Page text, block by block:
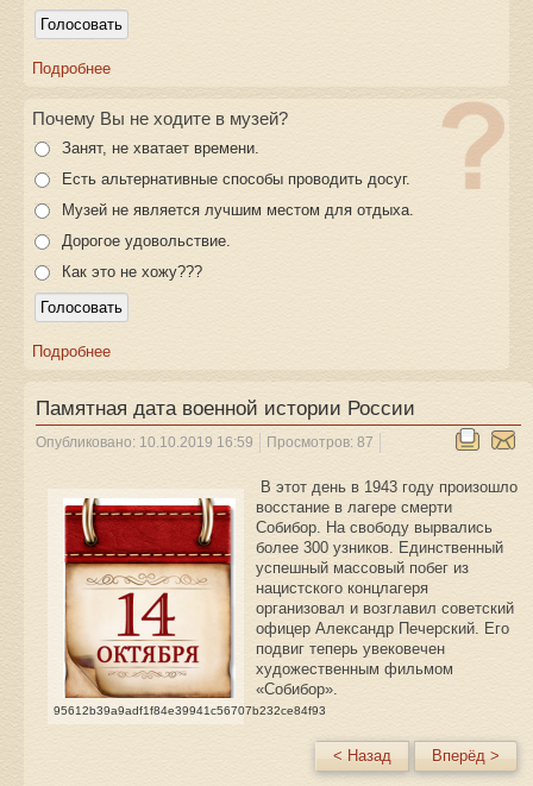
Подробнее
Почему Вы не ходите в музей?
Занят, не хватает времени.
Есть альтернативные способы проводить досуг.
Музей не является лучшим местом для отдыха.
Дорогое удовольствие.
Как это не хожу???
Подробнее
Памятная дата военной истории России
Опубликовано: 10.10.2019 16:59 Просмотров: 87
95612b39a9adf1f84e39941c56707b232ce84f93
В этот день в 1943 году произошло
восстание в лагере смерти
Собибор. На свободу вырвались
более 300 узников. Единственный
успешный массовый побег из
нацистского концлагеря
организовал и возглавил советский
офицер Александр Печерский. Его
подвиг теперь увековечен
художественным фильмом
«Собибор».
< Назад Вперёд >